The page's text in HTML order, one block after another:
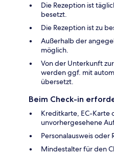
Die Rezeption ist
besetzt.
Die Rezeption ist zu
Außerhalb der
möglich.
Von der Unterkunft
werden ggf. mit
übersetzt.
Beim Check-in
Kreditkarte, EC-Karte
unvorhergesehene
Personalausweis oder
Mindestalter für den